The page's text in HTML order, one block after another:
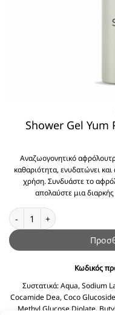
Shower Gel
Αναζωογονητικό
καθαριότητα, ενυδατώνει
χρήση. Συνδυάστε το
απολαύστε μια
Shower Gel Yum Pistachio
Κωδικός
Συστατικά:Aqua, Sodium
Cocamide Dea, Coco
Methyl Glucose Diolate,